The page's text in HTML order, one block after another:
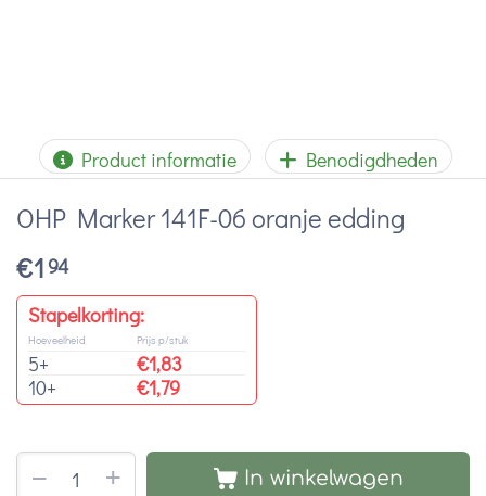
Product informatie Benodigdheden
OHP Marker 141F-06 oranje edding
€194
Stapelkorting:
Hoeveelheid
5+
10+
Prijs p/stuk
€1,83
€1,79
+
− In winkelwagen